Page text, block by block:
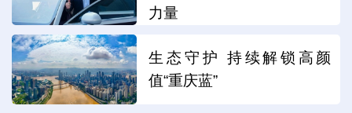
力量
生态守护 持续解锁高颜
值“重庆蓝”